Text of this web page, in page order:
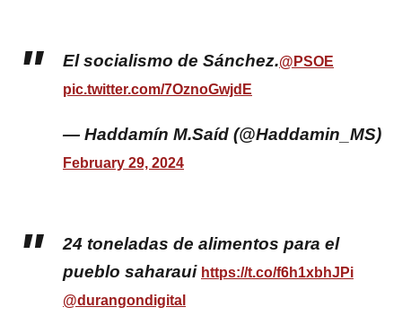
El socialismo de Sánchez.@PSOE
pic.twitter.com/7OznoGwjdE
— Haddamín M.Saíd (@Haddamin_MS)
February 29, 2024
24 toneladas de alimentos para el
pueblo saharaui https://t.co/f6h1xbhJPi
@durangondigital